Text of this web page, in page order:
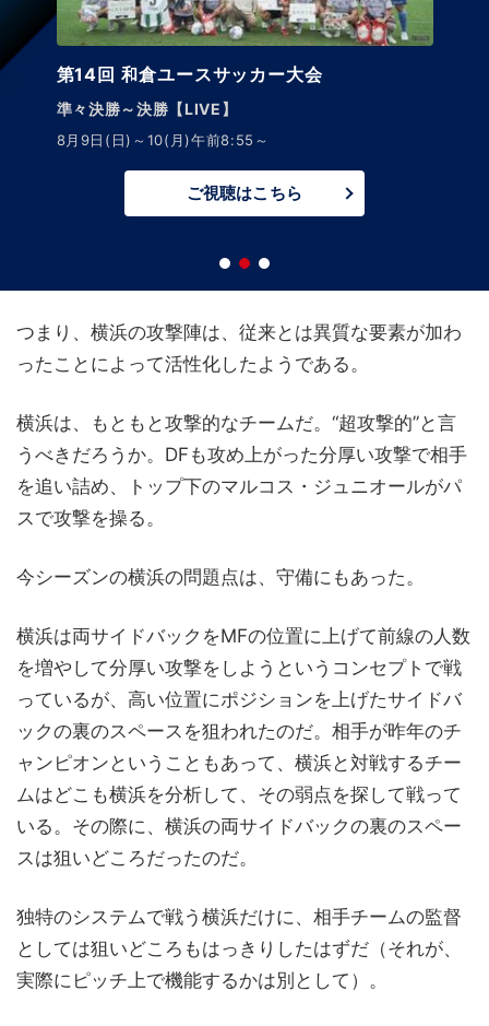
第14回 和倉ユースサッカー大会
準々決勝～決勝【LIVE】
8月9日(日)～10(月)午前8:55～
ご視聴はこちら
つまり、横浜の攻撃陣は、従来とは異質な要素が加わ
ったことによって活性化したようである。
横浜は、もともと攻撃的なチームだ。“超攻撃的”と言
うべきだろうか。DFも攻め上がった分厚い攻撃で相手
を追い詰め、トップ下のマルコス・ジュニオールがパ
スで攻撃を操る。
今シーズンの横浜の問題点は、守備にもあった。
横浜は両サイドバックをMFの位置に上げて前線の人数
を増やして分厚い攻撃をしようというコンセプトで戦
っているが、高い位置にポジションを上げたサイドバ
ックの裏のスペースを狙われたのだ。相手が昨年のチ
ャンピオンということもあって、横浜と対戦するチー
ムはどこも横浜を分析して、その弱点を探して戦って
いる。その際に、横浜の両サイドバックの裏のスペー
スは狙いどころだったのだ。
独特のシステムで戦う横浜だけに、相手チームの監督
としては狙いどころもはっきりしたはずだ（それが、
実際にピッチ上で機能するかは別として）。